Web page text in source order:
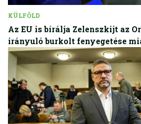
KÜLFÖLD
Az EU is bírálja Zelenszkijt az
irányuló burkolt fenyegetése